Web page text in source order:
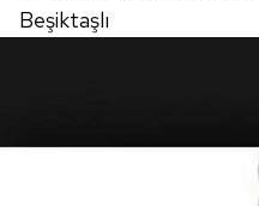
Beşiktaşlı